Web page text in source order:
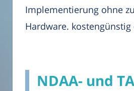
Implementierung ohne
Hardware. kostengünstig
NDAA- und